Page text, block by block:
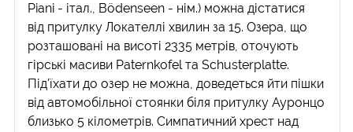
Piani - італ., Bödenseen - нім.) можна дістатися
від притулку Локателлі хвилин за 15. Озера, що
розташовані на висоті 2335 метрів, оточують
гірські масиви Paternkofel та Schusterplatte.
Під'їхати до озер не можна, доведеться йти пішки
від автомобільної стоянки біля притулку Ауронцо
близько 5 кілометрів. Симпатичний хрест над